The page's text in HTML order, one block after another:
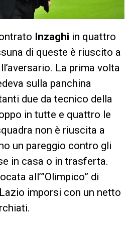
Inzaghi in quattro
di queste è riuscito a
La prima volta
sulla panchina
due da tecnico della
in tutte e quattro le
non è riuscita a
un pareggio contro gli
in casa o in trasferta.
all’”Olimpico” di
imporsi con un netto